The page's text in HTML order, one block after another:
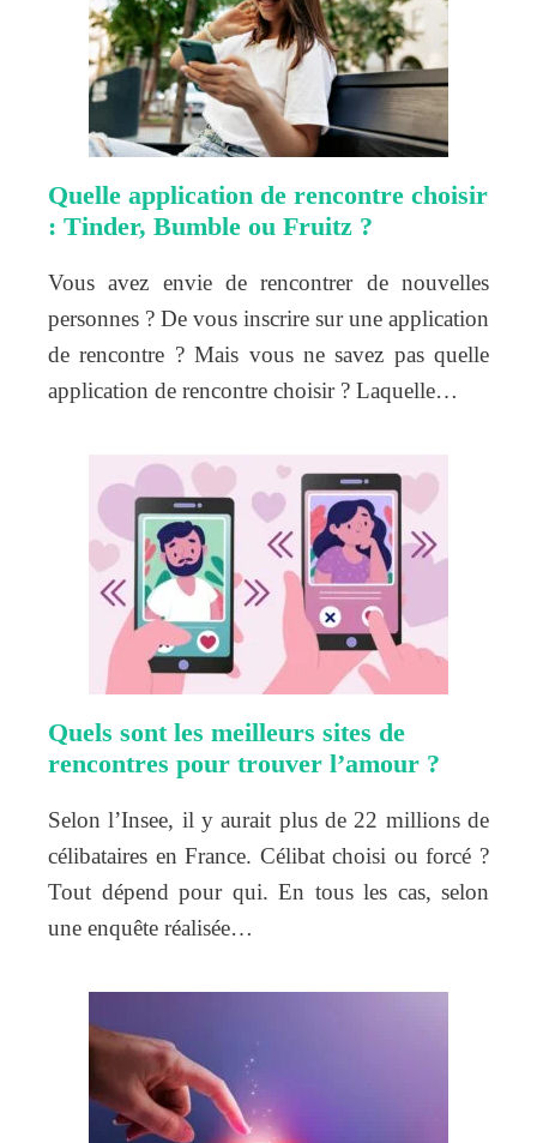
Quelle application de rencontre choisir
: Tinder, Bumble ou Fruitz ?
Vous avez envie de rencontrer de nouvelles
personnes ? De vous inscrire sur une application
de rencontre ? Mais vous ne savez pas quelle
application de rencontre choisir ? Laquelle…
Quels sont les meilleurs sites de
rencontres pour trouver l’amour ?
Selon l’Insee, il y aurait plus de 22 millions de
célibataires en France. Célibat choisi ou forcé ?
Tout dépend pour qui. En tous les cas, selon
une enquête réalisée…